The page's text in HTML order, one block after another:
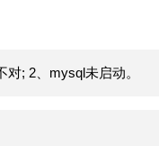
; 2、mysql未启动。